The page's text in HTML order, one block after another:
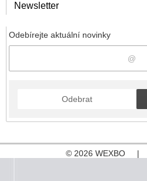
Newsletter
Odebírejte aktuální novinky
Odebrat
© 2026 WEXBO |